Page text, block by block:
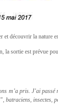
découvrir la nature
la sortie est prévue
m’a pris. J’ai
batraciens, insectes,